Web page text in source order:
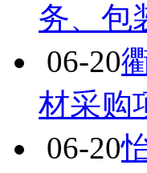
务、包
06-20
材采购
06-20